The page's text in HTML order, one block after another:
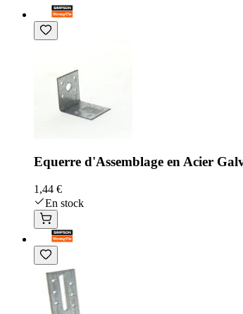
Equerre d'Assemblage en Acier
1,44 €
En stock